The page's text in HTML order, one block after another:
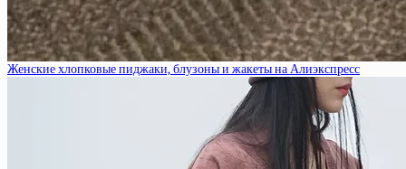
Женские хлопковые пиджаки, блузоны и жакеты на Алиэкспресс